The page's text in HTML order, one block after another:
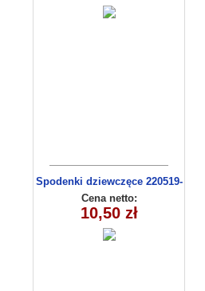
Spodenki dziewczęce 220519-
4 (13-16)
Cena netto:
10,50 zł